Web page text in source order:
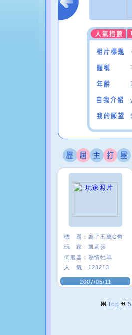
標 題： 為了五萬G幣
玩 家： 凱莉莎
伺服器： 熱情牡羊
人 氣： 128213
2007/05/11
Top 5